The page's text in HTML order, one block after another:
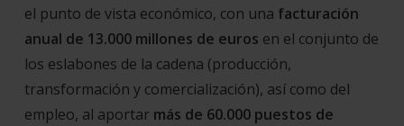
el punto de vista económico, con una facturación
anual de 13.000 millones de euros en el conjunto de
los eslabones de la cadena (producción,
transformación y comercialización), así como del
empleo, al aportar más de 60.000 puestos de